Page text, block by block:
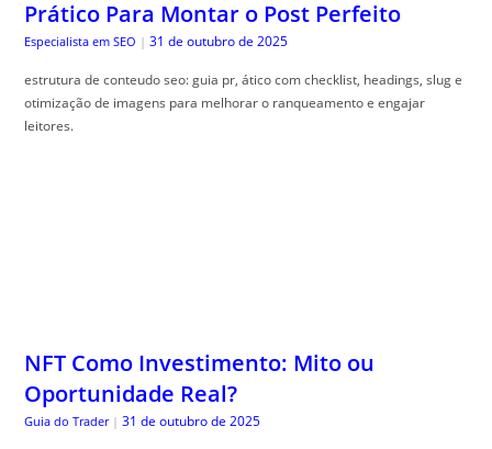
Prático Para Montar o Post Perfeito
Especialista em SEO | 31 de outubro de 2025
estrutura de conteudo seo: guia pr, ático com checklist, headings, slug e
otimização de imagens para melhorar o ranqueamento e engajar
leitores.
NFT Como Investimento: Mito ou
Oportunidade Real?
Guia do Trader | 31 de outubro de 2025